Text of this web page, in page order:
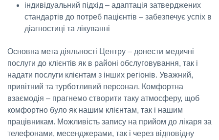
індивідуальний підхід – адаптація затверджених
стандартів до потреб пацієнтів – забезпечує успіх в
діагностиці та лікуванні
Основна мета діяльності Центру – донести медичні
послуги до клієнтів як в районі обслуговування, так і
надати послуги клієнтам з інших регіонів. Уважний,
привітний та турботливий персонал. Комфортна
взаємодія – прагнемо створити таку атмосферу, щоб
комфортно було як нашим клієнтам, так і нашим
працівникам. Можливість запису на прийом до лікаря за
телефонами, месенджерами, так і через відповідну